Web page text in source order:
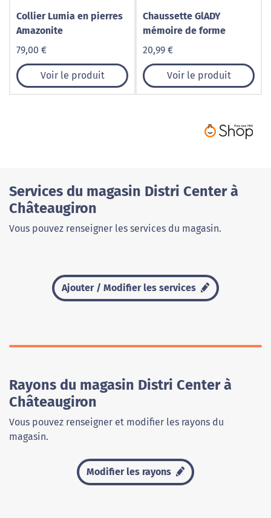
Collier Lumia en pierres
Amazonite
79,00 €
Voir le produit
Chaussette GlADY
mémoire de forme
20,99 €
Voir le produit
Services du magasin Distri Center à
Châteaugiron
Vous pouvez renseigner les services du magasin.
Ajouter / Modifier les services
Rayons du magasin Distri Center à
Châteaugiron
Vous pouvez renseigner et modifier les rayons du
magasin.
Modifier les rayons